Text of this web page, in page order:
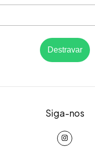
Destravar
Siga-nos